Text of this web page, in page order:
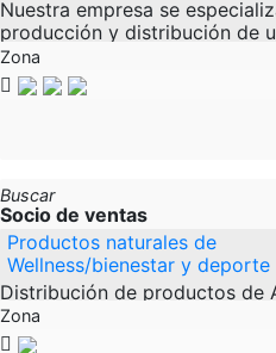
Nuestra empresa se
producción y distribución de
innovador Serum para la piel. El
producto se utiliza
salones de
Zona
Buscar
Socio de ventas
Productos naturales de
Wellness/bienestar y deporte
Distribución de productos de
de alta calidad que atienden el
bienestar y la salud y han
Zona